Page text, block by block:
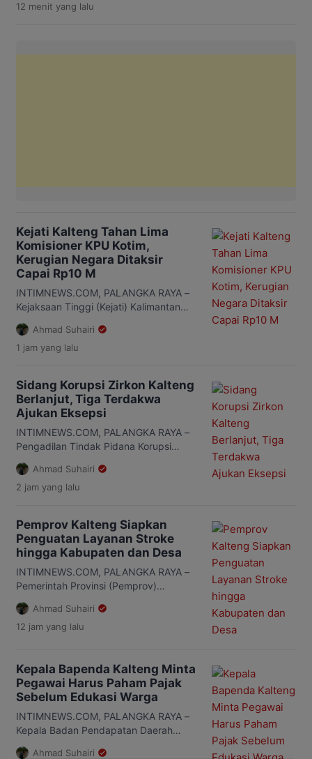
dugaan korupsi dana hibah
12 menit yang lalu
Kejati Kalteng Tahan Lima
Komisioner KPU Kotim,
Kerugian Negara Ditaksir
Capai Rp10 M
INTIMNEWS.COM, PALANGKA RAYA –
Kejaksaan Tinggi (Kejati) Kalimantan
Tengah (Kalteng) menetapkan dan
menahan lima komisioner Komisi
Pemilihan Umum (KPU) Kabupaten
hibah penyelenggaraan Pemilihan
Bupati dan Wakil Bupati Kotim 2024,
Kamis, 6 Agustus 2026. Kelima
tersangka masing-masing berinisial MR,
W, JJ, MT, dan E. Mereka merupakan
seluruh […]
Ahmad Suhairi
1 jam yang lalu
Sidang Korupsi Zirkon Kalteng
Berlanjut, Tiga Terdakwa
Ajukan Eksepsi
INTIMNEWS.COM, PALANGKA RAYA –
Pengadilan Tindak Pidana Korupsi
(Tipikor) pada Pengadilan Negeri
Palangka Raya kembali menggelar
sidang perkara dugaan korupsi
dipimpin Ketua Majelis Hakim, Ricky
Fardinand dengan agenda pembacaan
surat dakwaan. Surat dakwaan
dibacakan oleh Kepala Seksi Tuntutan
Pidana Khusus Kejaksaan Tinggi
Kalimantan Tengah, I Wayan Suryawan.
[…]
Ahmad Suhairi
2 jam yang lalu
Pemprov Kalteng Siapkan
Penguatan Layanan Stroke
hingga Kabupaten dan Desa
INTIMNEWS.COM, PALANGKA RAYA –
Pemerintah Provinsi (Pemprov)
Kalimantan Tengah (Kalteng)
menjadikan penghargaan internasional
yang diterima RSUD dr. Doris Sylvanus
seluruh kabupaten dan desa. Komitmen
itu disampaikan Sekretaris Daerah
(Sekda) Kalteng, Linae Victoria Aden,
saat mewakili Gubernur Agustiar
Sabran dalam audiensi penyerahan
sertifikat World Stroke Organization
(WSO)/Angels Award Platinum […]
Ahmad Suhairi
12 jam yang lalu
Kepala Bapenda Kalteng Minta
Pegawai Harus Paham Pajak
Sebelum Edukasi Warga
INTIMNEWS.COM, PALANGKA RAYA –
Kepala Badan Pendapatan Daerah
(Bapenda) Provinsi Kalimantan Tengah
Ahmad Suhairi